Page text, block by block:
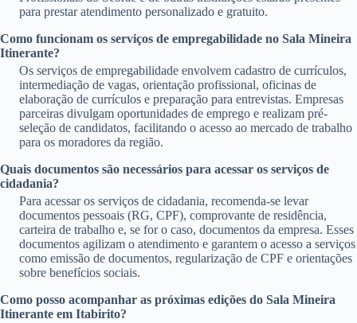
para prestar atendimento personalizado e gratuito.
Como funcionam os serviços de empregabilidade no Sala Mineira
Itinerante?
Os serviços de empregabilidade envolvem cadastro de currículos,
intermediação de vagas, orientação profissional, oficinas de
elaboração de currículos e preparação para entrevistas. Empresas
parceiras divulgam oportunidades de emprego e realizam pré-
seleção de candidatos, facilitando o acesso ao mercado de trabalho
para os moradores da região.
Quais documentos são necessários para acessar os serviços de
cidadania?
Para acessar os serviços de cidadania, recomenda-se levar
documentos pessoais (RG, CPF), comprovante de residência,
carteira de trabalho e, se for o caso, documentos da empresa. Esses
documentos agilizam o atendimento e garantem o acesso a serviços
como emissão de documentos, regularização de CPF e orientações
sobre benefícios sociais.
Como posso acompanhar as próximas edições do Sala Mineira
Itinerante em Itabirito?